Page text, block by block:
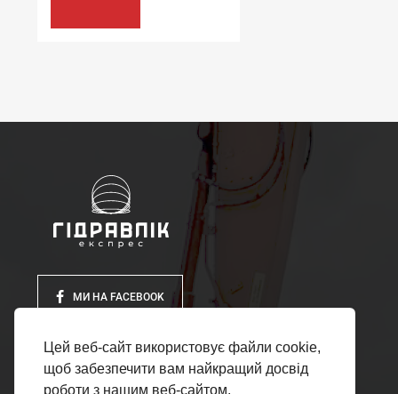
Цей веб-сайт використовує файли cookie,
щоб забезпечити вам найкращий досвід
роботи з нашим веб-сайтом.
МИ НА FACEBOOK